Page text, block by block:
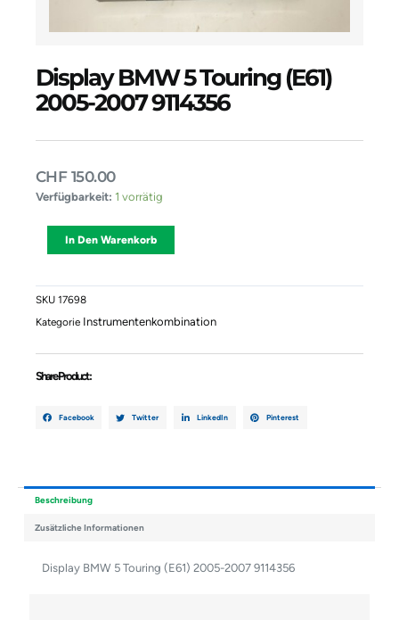
Display BMW 5 Touring (E61)
2005-2007 9114356
CHF150.00
Verfügbarkeit: 1 vorrätig
Display
Touring
2007
9114356
Menge
In Den Warenkorb
SKU 17698
Kategorie Instrumentenkombination
Share Product :
Facebook Twitter LinkedIn Pinterest
Beschreibung
Zusätzliche Informationen
Display BMW 5 Touring (E61) 2005-2007 9114356